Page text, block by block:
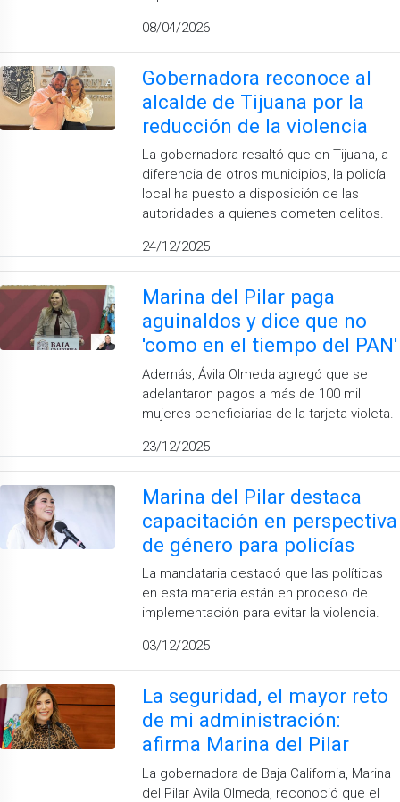
08/04/2026
Gobernadora reconoce al
alcalde de Tijuana por la
reducción de la violencia
La gobernadora resaltó que en Tijuana, a
diferencia de otros municipios, la policía
local ha puesto a disposición de las
autoridades a quienes cometen delitos.
24/12/2025
Marina del Pilar paga
aguinaldos y dice que no
'como en el tiempo del PAN'
Además, Ávila Olmeda agregó que se
adelantaron pagos a más de 100 mil
mujeres beneficiarias de la tarjeta violeta.
23/12/2025
Marina del Pilar destaca
capacitación en perspectiva
de género para policías
La mandataria destacó que las políticas
en esta materia están en proceso de
implementación para evitar la violencia.
03/12/2025
La seguridad, el mayor reto
de mi administración:
afirma Marina del Pilar
La gobernadora de Baja California, Marina
del Pilar Avila Olmeda, reconoció que el